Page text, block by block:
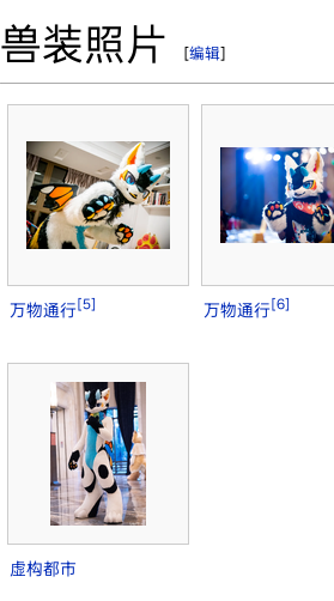
兽装照片 [编辑]
万物通行[5] 万物通行[6]
虚构都市